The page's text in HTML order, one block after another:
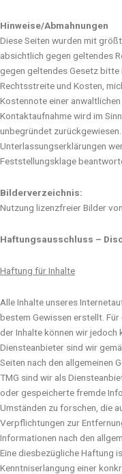
Hinweise/Abmahnungen
Diese Seiten wurden mit
absichtlich gegen geltendes
gegen geltendes Gesetz
Rechtsstreite und Kosten,
Kostennote einer
Kontaktaufnahme wird im
unbegründet
Unterlassungserklärungen
Feststellungsklage
Bilderverzeichnis:
Nutzung lizenzfreier Bilder von
Haftungsausschluss –
Haftung für Inhalte
Alle Inhalte unseres
bestem Gewissen erstellt.
der Inhalte können wir jedoch
Diensteanbieter sind wir
Seiten nach den allgemeinen
TMG sind wir als
oder gespeicherte fremde
Umständen zu forschen, die
Verpflichtungen zur
Informationen nach den
Eine diesbezügliche Haftung
Kenntniserlangung einer